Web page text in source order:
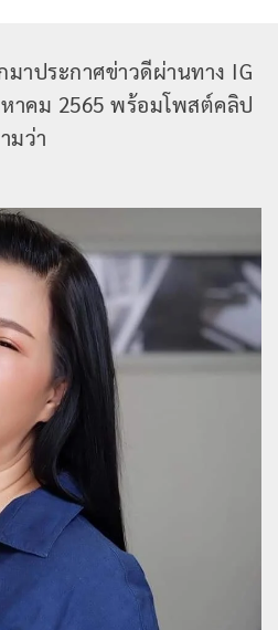
มาประกาศข่าวดีผ่านทาง IG
าคม 2565 พร้อมโพสต์คลิป
มว่า